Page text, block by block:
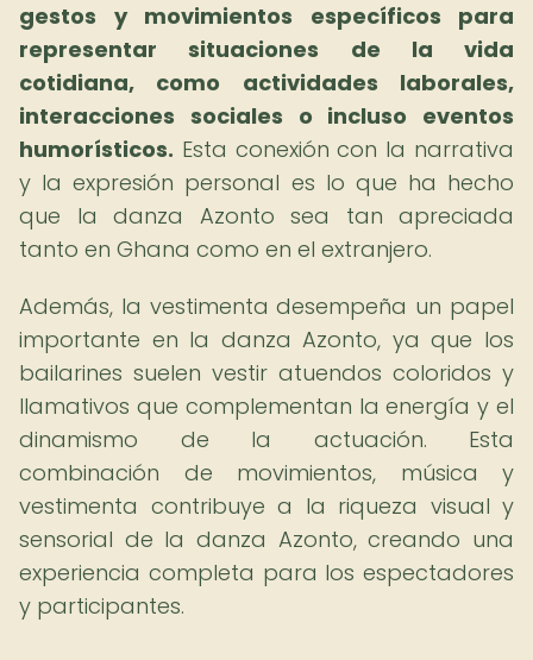
gestos y movimientos específicos para
representar situaciones de la vida
cotidiana, como actividades laborales,
interacciones sociales o incluso eventos
humorísticos. Esta conexión con la narrativa
y la expresión personal es lo que ha hecho
que la danza Azonto sea tan apreciada
tanto en Ghana como en el extranjero.
Además, la vestimenta desempeña un papel
importante en la danza Azonto, ya que los
bailarines suelen vestir atuendos coloridos y
llamativos que complementan la energía y el
dinamismo de la actuación. Esta
combinación de movimientos, música y
vestimenta contribuye a la riqueza visual y
sensorial de la danza Azonto, creando una
experiencia completa para los espectadores
y participantes.